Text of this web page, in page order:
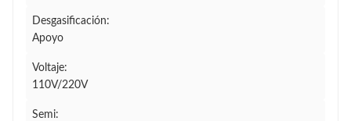
Desgasificación:
Apoyo
Voltaje:
110V/220V
Semi: